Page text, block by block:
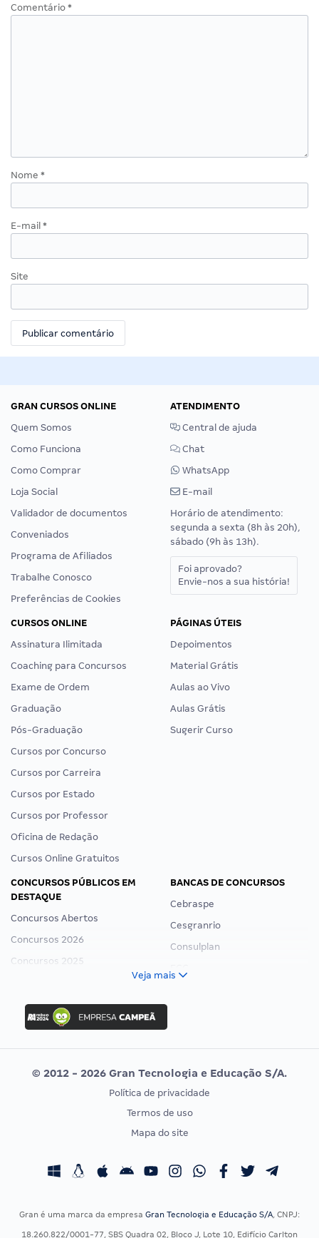
Comentário *
Nome *
E-mail *
Site
GRAN CURSOS ONLINE
Quem Somos
Como Funciona
Como Comprar
Loja Social
Validador de documentos
Conveniados
Programa de Afiliados
Trabalhe Conosco
Preferências de Cookies
ATENDIMENTO
Central de ajuda
Chat
WhatsApp
E-mail
Horário de atendimento:
segunda a sexta (8h às 20h),
sábado (9h às 13h).
Foi aprovado?
Envie-nos a sua história!
CURSOS ONLINE
Assinatura Ilimitada
Coaching para Concursos
Exame de Ordem
Graduação
Pós-Graduação
Cursos por Concurso
Cursos por Carreira
Cursos por Estado
Cursos por Professor
Oficina de Redação
Cursos Online Gratuitos
PÁGINAS ÚTEIS
Depoimentos
Material Grátis
Aulas ao Vivo
Aulas Grátis
Sugerir Curso
CONCURSOS PÚBLICOS EM
DESTAQUE
Concursos Abertos
Concursos 2026
Concursos 2025
Concurso Ibama
Concurso MPU
Editais publicados
BANCAS DE CONCURSOS
Cebraspe
Cesgranrio
Consulplan
Vunesp
CONCURSOS POR PROFISSÃO
Concursos Fiscais
EXAME DE ORDEM
Calendário OAB
Veja mais
© 2012 - 2026 Gran Tecnologia e Educação S/A.
Política de privacidade
Termos de uso
Mapa do site
Gran é uma marca da empresa Gran Tecnologia e Educação S/A, CNPJ:
18.260.822/0001-77, SBS Quadra 02, Bloco J, Lote 10, Edifício Carlton